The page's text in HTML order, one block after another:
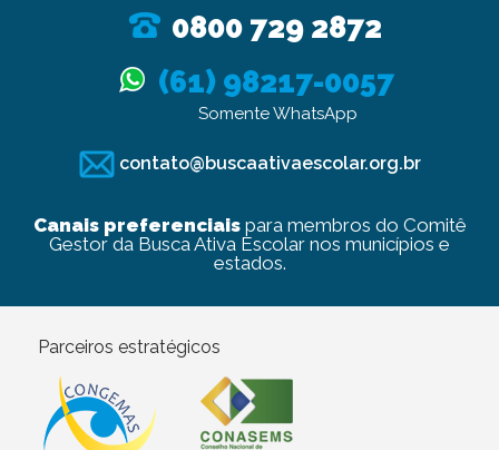
0800 729 2872
(61) 98217-0057
Somente WhatsApp
contato@buscaativaescolar.org.br
Canais preferenciaispara membros do Comitê
Gestor da Busca Ativa Escolar nos municípios e
estados.
Parceiros estratégicos